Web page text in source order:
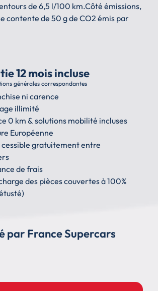
de 6,5 l/100 km.Côté émissions,
contente de 50 g de CO2 émis par
12 mois incluse
générales correspondantes
ni carence
illimité
0 km & solutions mobilité incluses
Européenne
gratuitement entre
de frais
des pièces couvertes à 100%
par France Supercars